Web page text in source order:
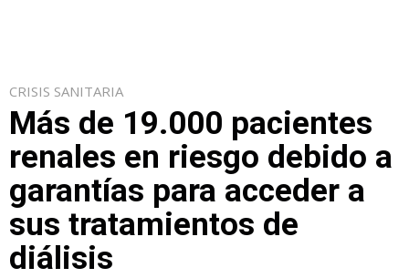
CRISIS SANITARIA
Más de 19.000 pacientes
renales en riesgo debido a
garantías para acceder a
sus tratamientos de
diálisis